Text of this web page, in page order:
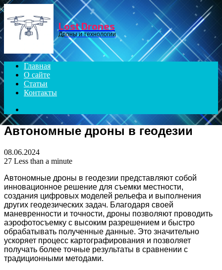
Menu
Lost Drones
Дроны и технологии
Главная
О сайте
Статьи
Контакты
Автономные дроны в геодезии
08.06.2024
27 Less than a minute
Автономные дроны в геодезии представляют собой
инновационное решение для съемки местности,
создания цифровых моделей рельефа и выполнения
других геодезических задач. Благодаря своей
маневренности и точности, дроны позволяют проводить
аэрофотосъемку с высоким разрешением и быстро
обрабатывать полученные данные. Это значительно
ускоряет процесс картографирования и позволяет
получать более точные результаты в сравнении с
традиционными методами.